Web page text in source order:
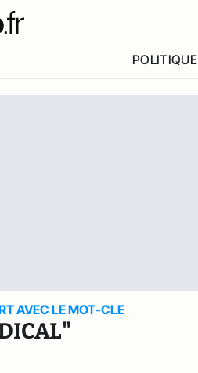
POLITIQUE
AVEC LE MOT-CLE